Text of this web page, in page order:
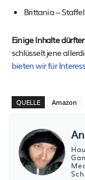
Brittania –
Einige Inhalte
schlüsselt jene
bieten wir für
QUELLE Amazon